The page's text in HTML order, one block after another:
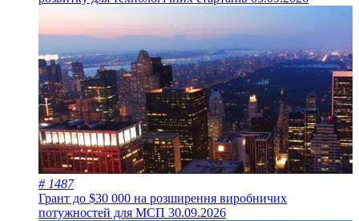
# 1487
Грант до $30 000 на розширення виробничих
потужностей для МСП 30.09.2026